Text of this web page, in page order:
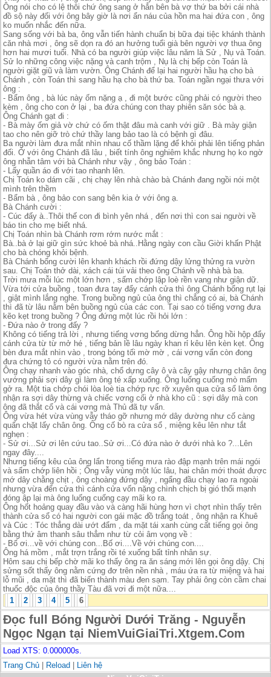
Ông nói cho có lệ thôi chứ ông sang ở hẳn bên bà vợ thứ ba bởi cái nhà
đồ sộ này đối với ông bây giờ là nơi ẩn náu của hồn ma hai đứa con , ông
ko muốn nhắc đến nữa.
Sang sống với bà ba, ông vẫn tiến hành chuẩn bị bữa đại tiệc khánh thành
căn nhà mơi , ông sẽ dọn ra đó an hưởng tuổi già bên người vợ thua ông
hơn hai mươi tuổi. Nhà có ba người giúp việc lâu năm là Sử , Nụ và Toán.
Sử lo những công việc nặng và canh trộm , Nụ là chị bếp còn Toán là
người giặt giũ và làm vườn. Ông Chánh để lại hai người hầu hạ cho bà
Chánh , còn Toán thì sang hầu hạ cho bà thứ ba. Toán ngần ngại thưa với
ông :
- Bẩm ông , bà lúc này ốm nặng ạ , đi một bước cũng phải có người theo
kèm , ông cho con ở lại , ba đứa chúng con thay phiên săn sóc bà ạ.
Ông Chánh gạt đi :
- Bà mày ốm giả vờ chứ có ốm thật đâu mà canh với giữ . Bà mày giận
tao cho nên giỡ trò chứ thầy lang bảo tao là có bệnh gì đâu.
Ba người làm đưa mắt nhìn nhau cố thầm lặng để khỏi phải lên tiếng phản
đối. Ở với ông Chánh đã lâu , biết tính ông nghiêm khắc nhưng họ ko ngờ
ông nhẫn tâm với bà Chánh như vậy , ông bảo Toán :
- Lấy quần áo đi với tao nhanh lên.
Chị Toán ko dám cãi , chị chạy lên nhà chào bà Chánh đang ngồi nói một
mình trên thềm
- Bẩm bà , ông bảo con sang bên kia ở với ông ạ.
Bà Chánh cười :
- Cúc đấy à..Thôi thế con đi bình yên nhá , đến nơi thì con sai người về
báo tin cho mẹ biết nhá.
Chị Toán nhìn bà Chánh rơm rớm nước mắt :
Bà..bà ở lại giữ gìn sức khoẻ bà nhá..Hằng ngày con cầu Giời khấn Phật
cho bà chóng khỏi bệnh.
Bà Chánh bổng cười lên khanh khách rồi đứng dậy lửng thửng ra vườn
sau. Chị Toán thở dài, xách cái túi vải theo ông Chánh về nhà bà ba.
Trời mưa mỗi lúc một lớn hơn , sấm chớp lập loè rền vang như giận dữ.
Vừa tới cửa buồng , toan đưa tay đẩy cánh cửa thì ông Chánh bổng rụt lại
, giật mình lắng nghe. Trong buồng ngủ của ông thì chẳng có ai, bà Chánh
thì đã từ lâu nằm bên buồng ngủ của các con. Tại sao có tiếng vơng đưa
kẽo kẹt trong buồng ? Ông đứng một lúc rồi hỏi lớn :
- Đứa nào ở trong đấy ?
Không có tiếng trả lời , nhưng tiếng vơng bổng dừng hẳn. Ông hồi hộp đẩy
cánh cửa từ từ mở hé , tiếng bản lề lâu ngày khan rỉ kêu lên kèn kẹt. Ông
bèn đưa mắt nhìn vào , trong bóng tối mờ mờ , cái vơng vẩn còn đong
đưa chứng tỏ có người vừa nằm trên đó.
Ông chạy nhanh vào góc nhà, chổ dựng cây ô và cây gậy nhưng chân ông
vướng phải sợi dây gì làm ông té xấp xuống. Ông luống cuống mò mẩm
gở ra. Một tia chớp chói lòa loè tia chớp rực rỡ xuyên qua cửa sổ làm ông
nhận ra sợi dây thừng và chiếc vơng cối ở nhà kho cũ : sợi dây mà con
ông đã thắt cổ và cái vơng mà Thủ đã tự vẩn.
Ông vừa hét vừa vùng vẫy tháo gỡ nhưng mớ dây dường như cố càng
quấn chặt lấy chân ông. Ông cố bò ra cửa sổ , miệng kêu lên như tắt
nghẹn :
- Sử ơi...Sử ơi lên cứu tao..Sử ơi...Có đứa nào ở dưới nhà ko ?...Lên
ngay đây....
Nhưng tiếng kêu của ông lẩn trong tiếng mưa rào đập mạnh trên mái ngói
và sấm chớp liên hồi ; Ông vẫy vùng một lúc lâu, hai chân mới thoát được
mớ dây chằng chịt , ông choàng đứng dậy , ngẩng đầu chạy lao ra ngoài
nhưng vừa đến cửa thì cánh cửa vốn nặng chình chịch bị gió thổi mạnh
đóng ập lại mà ông luống cuống cạy mãi ko ra.
Ông hốt hoảng quay đầu vào và càng hãi hùng hơn vì chợt nhìn thấy trên
thành cửa sổ có hai người con gái mặc đồ trắng toát , ông nhận ra Khuê
và Cúc : Tóc thẳng dài ướt đẩm , da mặt tái xanh cùng cất tiếng gọi ông
bằng thứ âm thanh sâu thẳm như từ cỏi âm vọng về :
- Bố ơi...về với chúng con...Bố ơi....Về với chúng con....
Ông há mồm , mắt trợn trắng rồi té xuống bất tỉnh nhân sự.
Hôm sau chị bếp chờ mãi ko thấy ông ra ăn sáng mới lên gọi ông dậy. Chị
sửng sốt thấy ông nằm cứng đơ trên nền nhà , máu ứa ra từ miệng và hai
lỗ mũi , da mặt thì đã biến thành màu đen sạm. Tay phải ông còn cầm chai
thuốc độc của ông thầy Tàu đã vơi đi một nữa....
1
2 3 4 5 6
Đọc full Bóng Người Dưới Trăng - Nguyễn
Ngọc Ngạn tại NiemVuiGiaiTri.Xtgem.Com
Load XTS: 0.000000s.
Trang Chủ | Reload | Liên hệ